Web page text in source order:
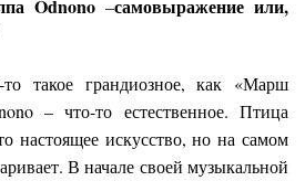
Odnono –самовыражение или,
такое грандиозное, как «Марш
– что-то естественное. Птица
настоящее искусство, но на самом
В начале своей музыкальной